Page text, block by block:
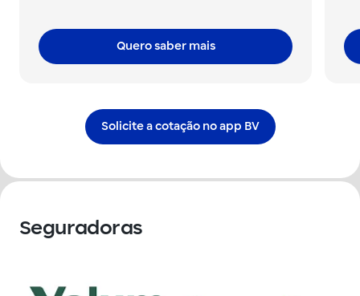
Quero saber mais
Solicite a cotação no app BV
Seguradoras